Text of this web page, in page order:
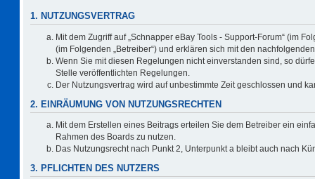
1. NUTZUNGSVERTRAG
Mit dem Zugriff auf „Schnapper eBay Tools - Support-Forum“ (im
(im Folgenden „Betreiber“) und erklären sich mit den
Wenn Sie mit diesen Regelungen nicht einverstanden sind, so
Stelle veröffentlichten Regelungen.
Der Nutzungsvertrag wird auf unbestimmte Zeit geschlossen und
2. EINRÄUMUNG VON NUTZUNGSRECHTEN
Mit dem Erstellen eines Beitrags erteilen Sie dem Betreiber ein
Rahmen des Boards zu nutzen.
Das Nutzungsrecht nach Punkt 2, Unterpunkt a bleibt auch nach
3. PFLICHTEN DES NUTZERS